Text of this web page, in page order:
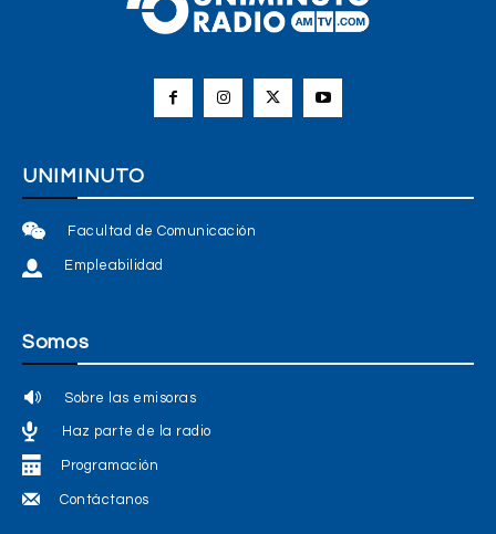
UNIMINUTO
Facultad de Comunicación
Empleabilidad
Somos
Sobre las emisoras
Haz parte de la radio
Programación
Contáctanos